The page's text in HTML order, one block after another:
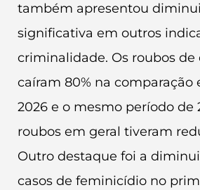
também apresentou
significativa em outros
criminalidade. Os roubos de
caíram 80% na comparação
2026 e o mesmo período de
roubos em geral tiveram
Outro destaque foi a
casos de feminicídio no